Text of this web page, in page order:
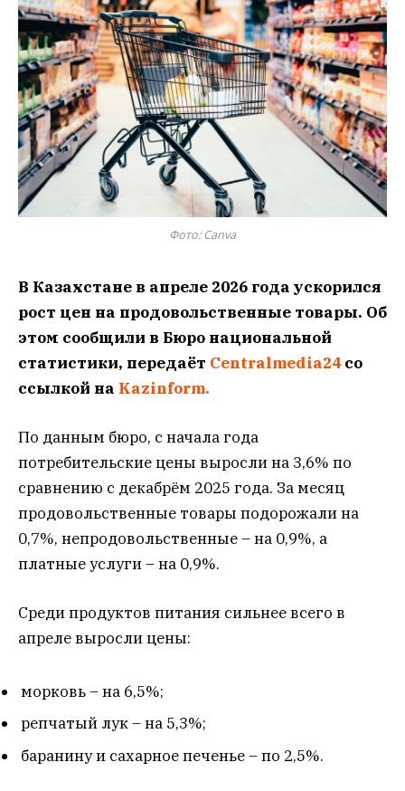
Фото: Canva
В Казахстане в апреле 2026 года ускорился
рост цен на продовольственные товары. Об
этом сообщили в Бюро национальной
статистики, передаёт Centralmedia24 со
ссылкой на Kazinform.
По данным бюро, с начала года
потребительские цены выросли на 3,6% по
сравнению с декабрём 2025 года. За месяц
продовольственные товары подорожали на
0,7%, непродовольственные – на 0,9%, а
платные услуги – на 0,9%.
Среди продуктов питания сильнее всего в
апреле выросли цены:
морковь – на 6,5%;
репчатый лук – на 5,3%;
баранину и сахарное печенье – по 2,5%.